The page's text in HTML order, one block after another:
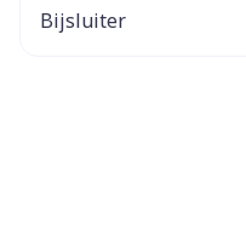
Bijsluiter